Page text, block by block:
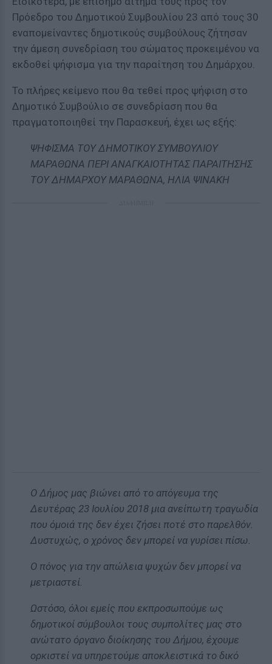
Πρόεδρο του Δημοτικού Συμβουλίου 23 από τους 30
εναπομείναντες δημοτικούς συμβούλους ζήτησαν
την άμεση συνεδρίαση του σώματος προκειμένου να
εκδοθεί ψήφισμα για την παραίτηση του Δημάρχου.
Το πλήρες κείμενο που θα τεθεί προς ψήφιση στο
Δημοτικό Συμβούλιο σε συνεδρίαση που θα
πραγματοποιηθεί την Παρασκευή, έχει ως εξής:
ΨΗΦΙΣΜΑ ΤΟΥ ΔΗΜΟΤΙΚΟΥ ΣΥΜΒΟΥΛΙΟΥ
ΜΑΡΑΘΩΝΑ ΠΕΡΙ ΑΝΑΓΚΑΙΟΤΗΤΑΣ ΠΑΡΑΙΤΗΣΗΣ
ΤΟΥ ΔΗΜΑΡΧΟΥ ΜΑΡΑΘΩΝΑ, ΗΛΙΑ ΨΙΝΑΚΗ
Ο Δήμος μας βιώνει από το απόγευμα της
Δευτέρας 23 Ιουλίου 2018 μια ανείπωτη τραγωδία
που όμοιά της δεν έχει ζήσει ποτέ στο παρελθόν.
Δυστυχώς, ο χρόνος δεν μπορεί να γυρίσει πίσω.
Ο πόνος για την απώλεια ψυχών δεν μπορεί να
μετριαστεί.
Ωστόσο, όλοι εμείς που εκπροσωπούμε ως
δημοτικοί σύμβουλοι τους συμπολίτες μας στο
ανώτατο όργανο διοίκησης του Δήμου, έχουμε
ορκιστεί να υπηρετούμε αποκλειστικά το δικό